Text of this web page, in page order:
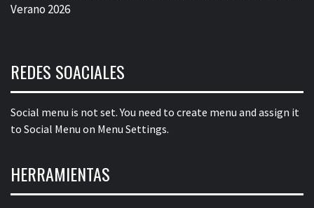
Verano 2026
REDES SOACIALES
Social menu is not set. You need to create menu and assign it
to Social Menu on Menu Settings.
HERRAMIENTAS